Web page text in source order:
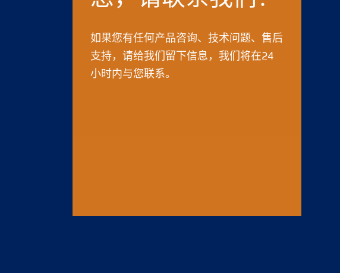
如果您有任何产品咨询、技术问题、售后
支持，请给我们留下信息，我们将在24
小时内与您联系。